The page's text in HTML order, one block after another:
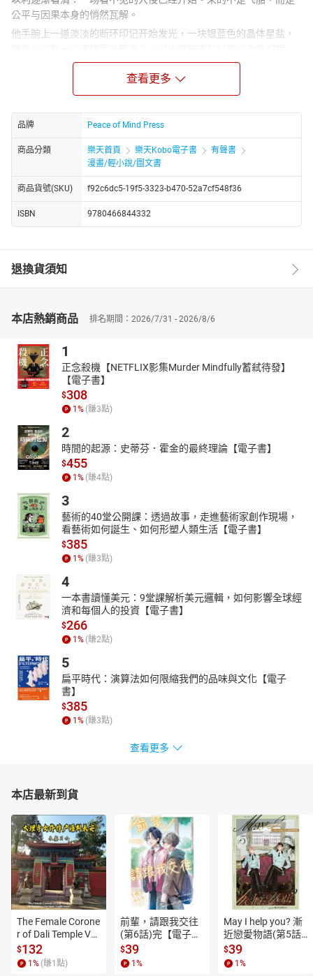
公平与因果本身的悄然瓦解。
他手腕上一道淡淡的断环印记开始发光，一块银蓝色的晶体星盐，
变、与冷酷至上、以抹平人性不完美来许诺救赎的超体之间，以利
和朋友玛雅、卢西安、乔纳、妮娅，必须在两条死路之外，找到第
这是一部写给12岁以上读者的硬科幻冒险。它把烧脑的概率与因果
谜题，缝进一个关于成长、友谊与勇气的故事里。它要问的，是一
个会留在你心里的问题：公平，是一种需要守护的习惯，而不是一
条永恒的定律。在一个被悄悄改写的世界里，选择善良、真实，和
不完美却滚烫的人性。
查看更多
品牌 Peace of Mind Press
商品分類 樂天首頁 樂天Kobo電子書
有聲書
漫畫/輕小說/圖文書
商品貨號(SKU) f92c6dc5-19f5-3323-b470-52a7cf548f36
ISBN 9780466844332
退換貨須知
本店熱銷商品 排名期間：2026/7/31 - 2026/8/6
1
正念殺機【NETFLIX影集Murder Mindfully蓄弒待發】
【電子書】
$308
1 % (賺3點)
2
時間的起源：史蒂芬．霍金的最終理論【電子書】
$455
1 % (賺4點)
3
藝術的40堂公開課：透過故事，走進藝術家創作現場，
看藝術如何誕生、如何形塑人類生活【電子書】
$385
1 % (賺3點)
4
一本書讀懂美元：9堂課解析美元邏輯，如何影響全球經
濟和每個人的投資【電子書】
$266
1 % (賺2點)
5
扁平時代：演算法如何限縮我們的品味與文化【電子
書】
$385
1 % (賺3點)
查看更多
本店最新到貨
The Female Corone
r of Dali Temple Vo
l.6【有聲書】
$132
1 % (賺1 點)
前輩，請跟我交往
(第6話)完【電子
書】
$39
1 %
May I help you? 漸
近戀愛物語(第5話)
【電子書】
$39
1 %